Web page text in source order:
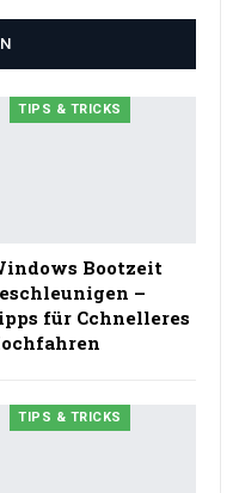
TIPS & TRICKS
Bootzeit
–
für Cchnelleres
TIPS & TRICKS